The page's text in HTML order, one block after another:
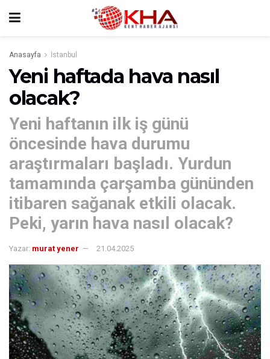
Anasayfa İstanbul
Yeni haftada hava nasıl
olacak?
Yeni haftanın ilk iş günü
öncesinde hava durumu
araştırmaları başladı. Yurdun
tamamında çarşamba gününden
itibaren sağanak etkili olacak.
Peki, yarın hava nasıl olacak?
Yazar: murat yener 21.04.2025